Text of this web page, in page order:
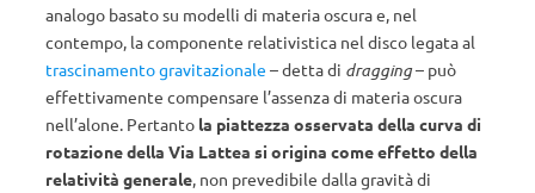
analogo basato su modelli di materia oscura e, nel
contempo, la componente relativistica nel disco legata al
trascinamento gravitazionale – detta di dragging– può
effettivamente compensare l’assenza di materia oscura
nell’alone. Pertanto la piattezza osservata della curva di
rotazione della Via Lattea si origina come effetto della
relatività generale, non prevedibile dalla gravità di